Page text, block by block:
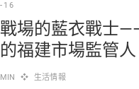
16
戰場的藍衣戰士
的福建市場監管人
生活情報